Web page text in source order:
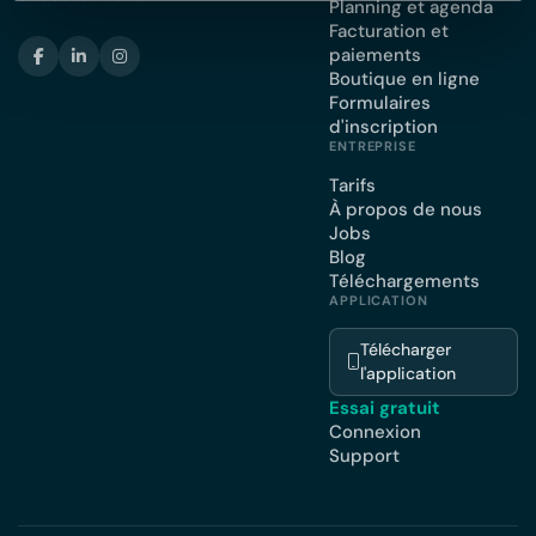
Planning et agenda
Facturation et
paiements
Boutique en ligne
Formulaires
d'inscription
ENTREPRISE
Tarifs
À propos de nous
Jobs
Blog
Téléchargements
APPLICATION
Télécharger
l'application
Essai gratuit
Connexion
Support